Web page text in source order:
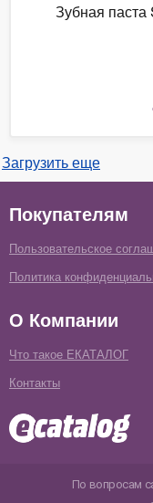
Зубная
Загрузить еще
Покупателям
Пользовательское
Политика
О Компании
Что такое ЕКАТАЛОГ
Контакты
По вопросам